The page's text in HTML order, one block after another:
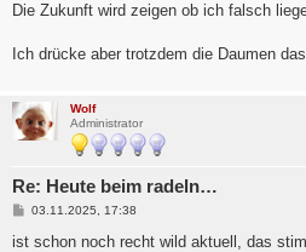
Die Zukunft wird zeigen ob ich falsch
Ich drücke aber trotzdem die Daumen
Wolf
Administrator
Re: Heute beim radeln…
B
i
03.11.2025, 17:38
ist schon noch recht wild aktuell, das